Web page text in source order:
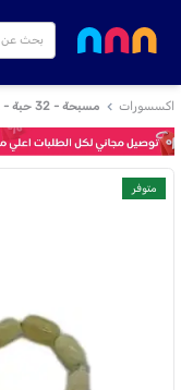
اكسسورات مسبحة - 32 حبة - 02
متوفر